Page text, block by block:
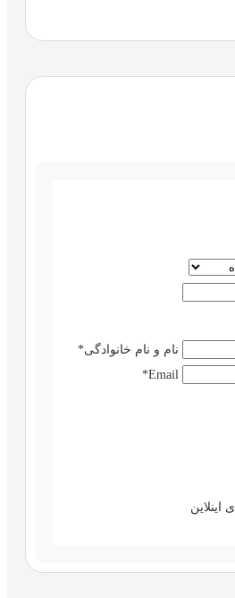
نام و نام خانوادگی*
Email*